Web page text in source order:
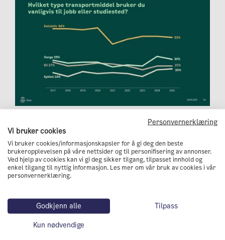
Personvernerklæring
Vi bruker cookies
Vi bruker cookies/informasjonskapsler for å gi deg den beste
brukeropplevelsen på våre nettsider og til personifisering av annonser.
Ved hjelp av cookies kan vi gi deg sikker tilgang, tilpasset innhold og
enkel tilgang til nyttig informasjon. Les mer om vår bruk av cookies i vår
personvernerklæring.
Godkjenn alle
Tilpass
Kun nødvendige